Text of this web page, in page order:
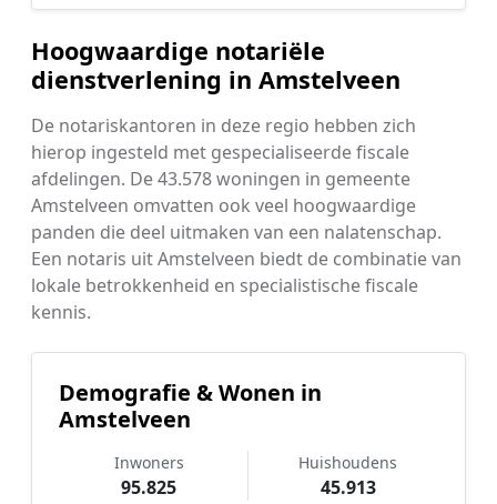
Hoogwaardige notariële
dienstverlening in Amstelveen
De notariskantoren in deze regio hebben zich
hierop ingesteld met gespecialiseerde fiscale
afdelingen. De 43.578 woningen in gemeente
Amstelveen omvatten ook veel hoogwaardige
panden die deel uitmaken van een nalatenschap.
Een notaris uit Amstelveen biedt de combinatie van
lokale betrokkenheid en specialistische fiscale
kennis.
Demografie & Wonen in
Amstelveen
Inwoners
95.825
Huishoudens
45.913